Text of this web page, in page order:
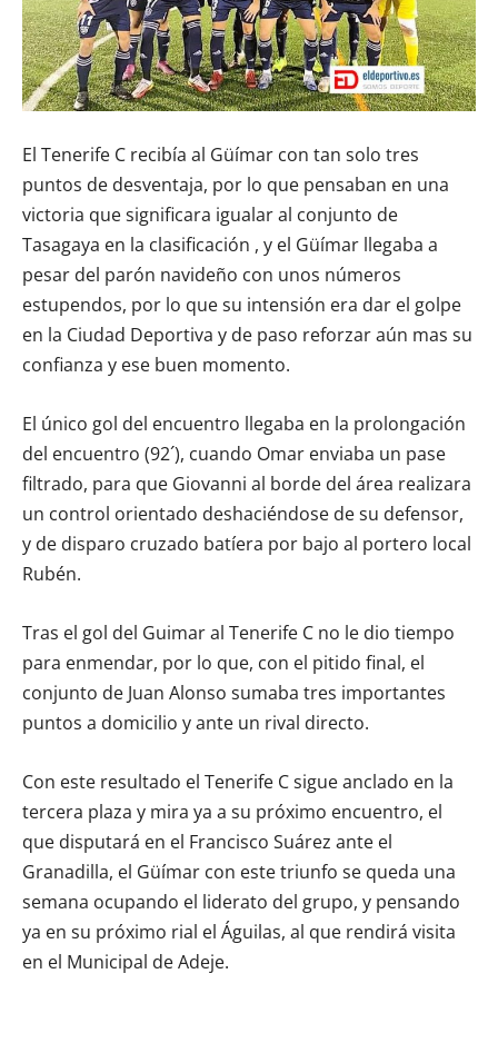
El Tenerife C recibía al Güímar con tan solo tres
puntos de desventaja, por lo que pensaban en una
victoria que significara igualar al conjunto de
Tasagaya en la clasificación , y el Güímar llegaba a
pesar del parón navideño con unos números
estupendos, por lo que su intensión era dar el golpe
en la Ciudad Deportiva y de paso reforzar aún mas su
confianza y ese buen momento.
El único gol del encuentro llegaba en la prolongación
del encuentro (92´), cuando Omar enviaba un pase
filtrado, para que Giovanni al borde del área realizara
un control orientado deshaciéndose de su defensor,
y de disparo cruzado batíera por bajo al portero local
Rubén.
Tras el gol del Guimar al Tenerife C no le dio tiempo
para enmendar, por lo que, con el pitido final, el
conjunto de Juan Alonso sumaba tres importantes
puntos a domicilio y ante un rival directo.
Con este resultado el Tenerife C sigue anclado en la
tercera plaza y mira ya a su próximo encuentro, el
que disputará en el Francisco Suárez ante el
Granadilla, el Güímar con este triunfo se queda una
semana ocupando el liderato del grupo, y pensando
ya en su próximo rial el Águilas, al que rendirá visita
en el Municipal de Adeje.